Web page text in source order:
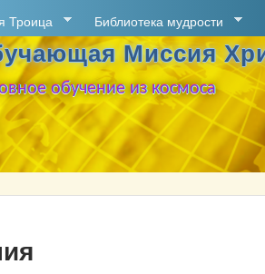
Перейти к основному
содержанию
Троица Библиотека мудрости
Миссия
обучение из космоса